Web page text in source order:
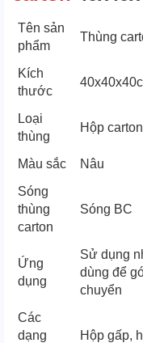
Tên sản
phẩm
Thùng
Kích
thước
Loại
thùng
Hộp
Màu sắc
Nâu
Sóng
thùng
carton
Sóng BC
Ứng
dụng
Sử dụng
dùng để
chuyển
Các
dạng
Hộp gấp,